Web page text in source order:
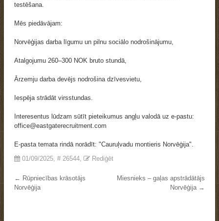
testēšana.
Mēs piedāvājam:
Norvēģijas darba līgumu un pilnu sociālo nodrošinājumu,
Atalgojumu 260–300 NOK bruto stundā,
Ārzemju darba devējs nodrošina dzīvesvietu,
Iespēja strādāt virsstundas.
Interesentus lūdzam sūtīt pieteikumus angļu valodā uz e-pastu:
office@eastgaterecruitment.com
E-pasta temata rindā norādīt: "Cauruļvadu montieris Norvēģija".
01/09/2025, # 26544, Rediģēt
← Rūpniecības krāsotājs
Norvēģija
Miesnieks – gaļas apstrādātājs
Norvēģija →